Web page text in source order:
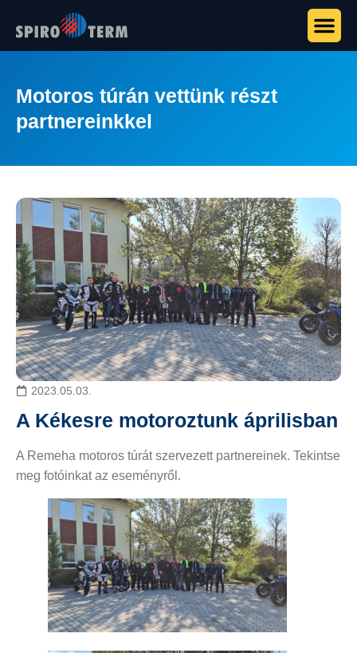
Motoros túrán vettünk részt
partnereinkkel
2023.05.03.
A Kékesre motoroztunk áprilisban
A Remeha motoros túrát szervezett partnereinek. Tekintse
meg fotóinkat az eseményről.